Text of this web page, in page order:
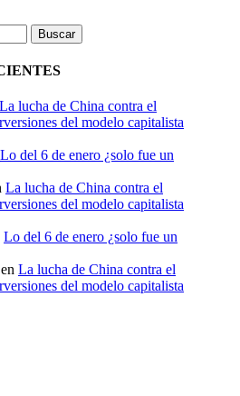
La lucha de China contra el
del modelo capitalista
Lo del 6 de enero ¿solo fue un
La lucha de China contra el
del modelo capitalista
Lo del 6 de enero ¿solo fue un
en La lucha de China contra el
del modelo capitalista